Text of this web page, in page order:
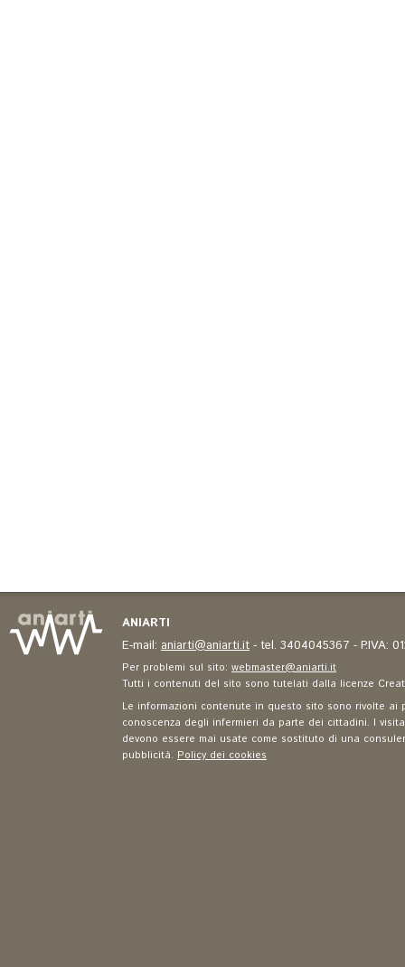
ANIARTI
E-mail: aniarti@aniarti.it - tel. 3404045367 - P.IVA:
Per problemi sul sito: webmaster@aniarti.it
Tutti i contenuti del sito sono tutelati dalla licenze
Le informazioni contenute in questo sito sono rivolte
conoscenza degli infermieri da parte dei cittadini. I
devono essere mai usate come sostituto di una
pubblicità. Policy dei cookies